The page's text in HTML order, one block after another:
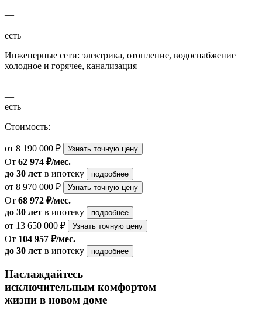
—
—
есть
Инженерные сети: электрика, отопление, водоснабжение
холодное и горячее, канализация
—
—
есть
Стоимость:
от 8 190 000 ₽ Узнать точную цену
От 62 974 ₽/мес.
до 30 лет в ипотеку подробнее
от 8 970 000 ₽ Узнать точную цену
От 68 972 ₽/мес.
до 30 лет в ипотеку подробнее
от 13 650 000 ₽ Узнать точную цену
От 104 957 ₽/мес.
до 30 лет в ипотеку подробнее
Наслаждайтесь
исключительным комфортом
жизни в новом доме